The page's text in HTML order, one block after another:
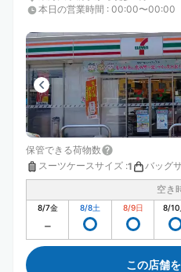
本日の営業時間 : 00:00〜00:00
保管できる荷物数
スーツケースサイズ :1 バッグ
空き
8/7金 8/8土 8/9日 8/10
この店舗